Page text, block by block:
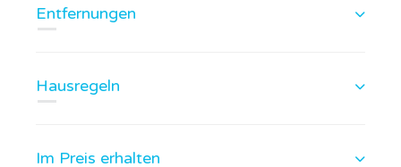
Entfernungen
Hausregeln
Im Preis erhalten